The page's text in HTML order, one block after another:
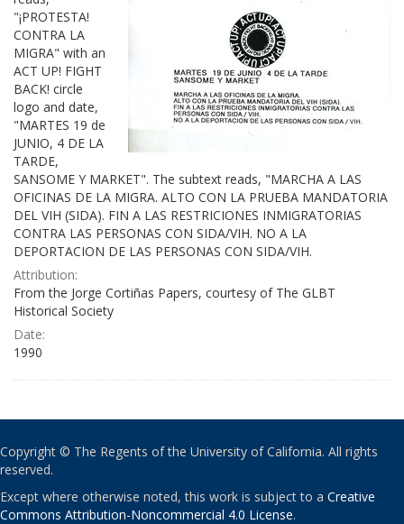
"¡PROTESTA!
CONTRA LA
MIGRA" with an
ACT UP! FIGHT
BACK! circle
logo and date,
"MARTES 19 de
JUNIO, 4 DE LA
TARDE,
SANSOME Y MARKET". The subtext reads, "MARCHA A LAS
OFICINAS DE LA MIGRA. ALTO CON LA PRUEBA MANDATORIA
DEL VIH (SIDA). FIN A LAS RESTRICIONES INMIGRATORIAS
CONTRA LAS PERSONAS CON SIDA/VIH. NO A LA
DEPORTACION DE LAS PERSONAS CON SIDA/VIH.
Attribution:
From the Jorge Cortiñas Papers, courtesy of The GLBT
Historical Society
Date:
1990
Copyright © The Regents of the University of California. All rights
reserved.
Except where otherwise noted, this work is subject to a Creative
Commons Attribution-Noncommercial 4.0 License.